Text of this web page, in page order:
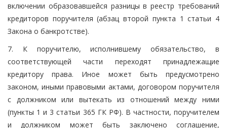
включении образовавшейся разницы в реестр требований
кредиторов поручителя (абзац второй пункта 1 статьи 4
Закона о банкротстве).
7. К поручителю, исполнившему обязательство, в
соответствующей части переходят принадлежащие
кредитору права. Иное может быть предусмотрено
законом, иными правовыми актами, договором поручителя
с должником или вытекать из отношений между ними
(пункты 1 и 3 статьи 365 ГК РФ). В частности, поручителем
и должником может быть заключено соглашение,